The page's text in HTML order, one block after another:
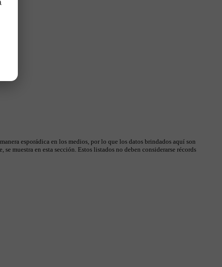
esporádica en los medios, por lo que los datos brindados aquí son
muestra en esta sección. Estos listados no deben considerarse récords